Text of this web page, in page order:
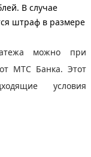
. В случае
штраф в размере
можно при
МТС Банка. Этот
условия